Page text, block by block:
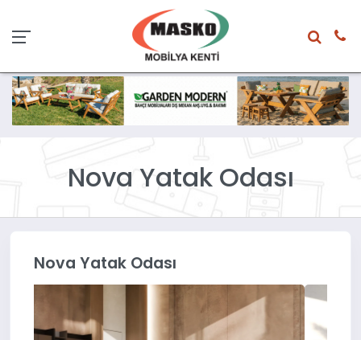
Nova Yatak Odası
Nova Yatak Odası